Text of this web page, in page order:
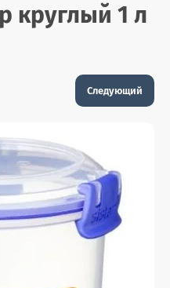
круглый 1 л
Следующий